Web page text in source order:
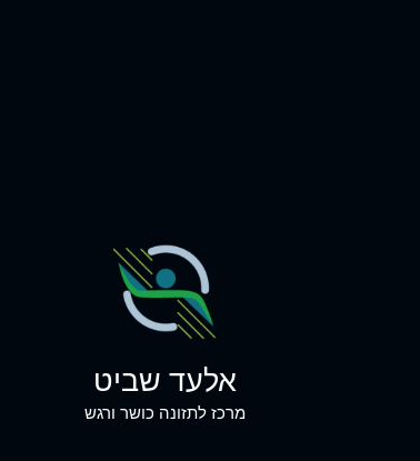
אלעד שביט
מרכז לתזונה כושר ורגש